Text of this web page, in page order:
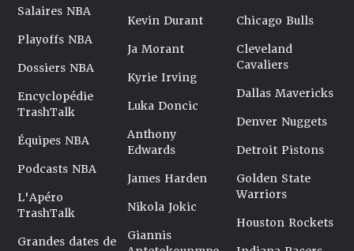
Salaires NBA
Playoffs NBA
Dossiers NBA
Encyclopédie
TrashTalk
Équipes NBA
Podcasts NBA
L'Apéro
TrashTalk
Grandes dates de
Kevin Durant
Ja Morant
Kyrie Irving
Luka Doncic
Anthony
Edwards
James Harden
Nikola Jokic
Giannis
Chicago Bulls
Cleveland
Cavaliers
Dallas Mavericks
Denver Nuggets
Detroit Pistons
Golden State
Warriors
Houston Rockets